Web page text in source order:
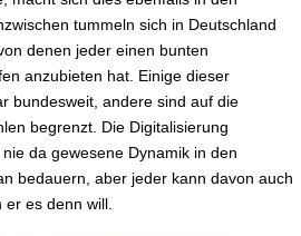
tummeln sich in Deutschland
denen jeder einen bunten
anzubieten hat. Einige dieser
bundesweit, andere sind auf die
begrenzt. Die Digitalisierung
da gewesene Dynamik in den
bedauern, aber jeder kann davon auch
es denn will.